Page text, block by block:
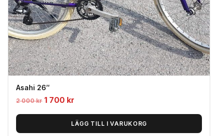
Asahi 26″
2 000kr Det
ursprungliga
1 700 kr
nuvarande
priset
LÄGG TILL I VARUKORG